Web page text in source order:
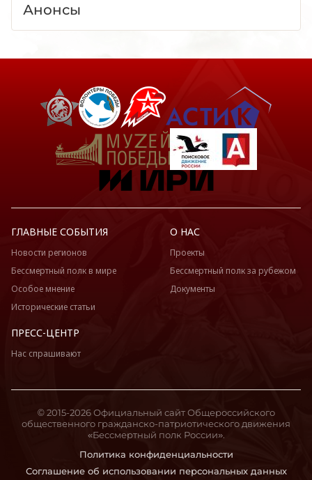
Анонсы
ГЛАВНЫЕ СОБЫТИЯ
Новости регионов
Бессмертный полк в мире
Особое мнение
Исторические статьи
О НАС
Проекты
Бессмертный полк за рубежом
Документы
ПРЕСС-ЦЕНТР
Нас спрашивают
Политика конфиденциальности
Соглашение об использовании персональных данных
© 2015-2026 Официальный сайт Общероссийского
общественного гражданско-патриотического движения
«Бессмертный полк России».